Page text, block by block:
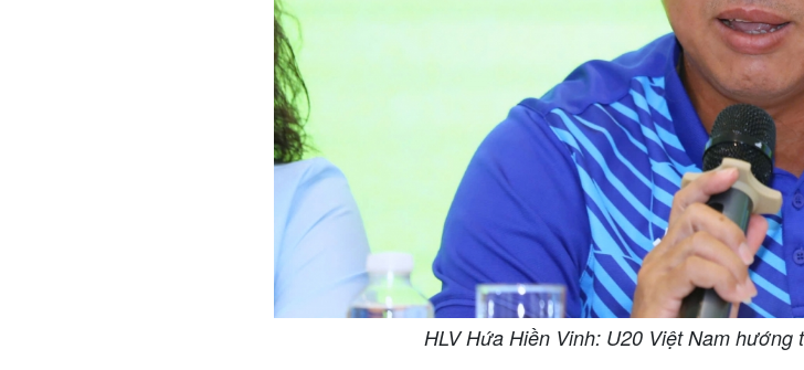
HLV Hứa Hiền Vinh: U20 Việt Nam hướng